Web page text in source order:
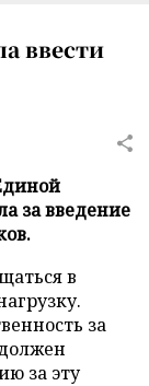
ввести
за введение
в
за
за эту